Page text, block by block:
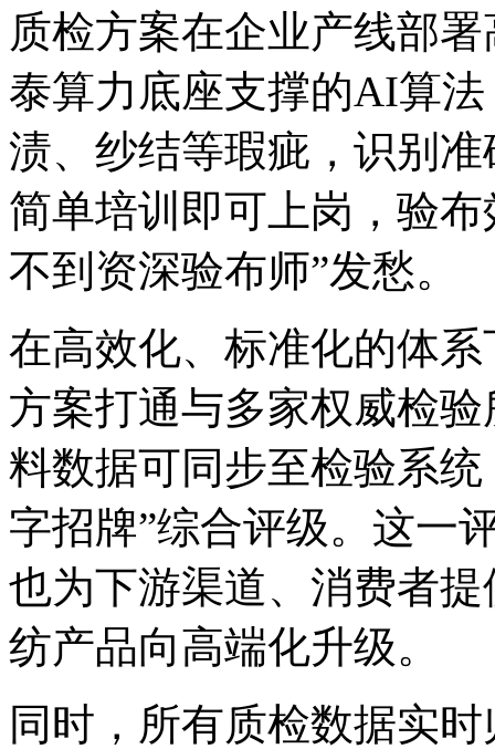
质检方案在企业产线部署
泰算力底座支撑的AI算法
渍、纱结等瑕疵，识
简单培训即可上岗，验
不到资深验布师”发愁。
在高效化、标准化的体
方案打通与多家权威检验
料数据可同步至检验系统
字招牌”综合评级。这一评
也为下游渠道、消费者
纺产品向高端化升级。
同时，所有质检数据实